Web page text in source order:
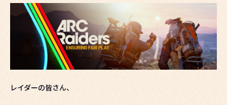
レイダーの皆さん、